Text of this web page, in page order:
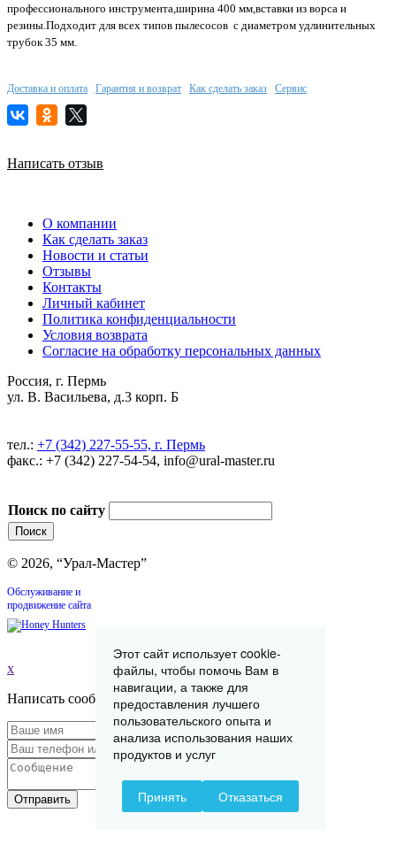
профессионального инструмента,ширина 400 мм,вставки из ворса и
резины.Подходит для всех типов пылесосов с диаметром удлинительных
трубок 35 мм.
Доставка и оплата Гарантия и возврат Как сделать заказ Сервис
Написать отзыв
О компании
Как сделать заказ
Новости и статьи
Отзывы
Контакты
Личный кабинет
Политика конфиденциальности
Условия возврата
Согласие на обработку персональных данных
Россия, г. Пермь
ул. В. Васильева, д.3 корп. Б
тел.: +7 (342) 227-55-55, г. Пермь
факс.: +7 (342) 227-54-54, info@ural-master.ru
Поиск по сайту
© 2026, “Урал-Мастер”
Обслуживание и
продвижение сайта
x
Написать сообщение
Отправить
Этот сайт использует cookie-
файлы, чтобы помочь Вам в
навигации, а также для
предоставления лучшего
пользовательского опыта и
анализа использования наших
продуктов и услуг
Принять Отказаться